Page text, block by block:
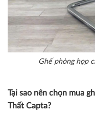
Ghế phòng họp
Tại sao nên chọn mua
Thất Capta?